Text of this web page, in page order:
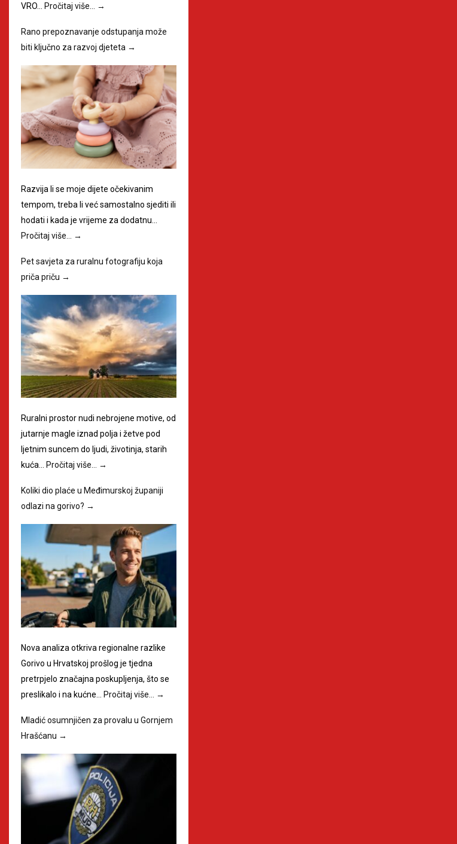
VRO…
Pročitaj više… →
Rano prepoznavanje odstupanja može
biti ključno za razvoj djeteta →
Razvija li se moje dijete očekivanim
tempom, treba li već samostalno sjediti ili
hodati i kada je vrijeme za dodatnu…
Pročitaj više…
→
Pet savjeta za ruralnu fotografiju koja
priča priču →
Ruralni prostor nudi nebrojene motive, od
jutarnje magle iznad polja i žetve pod
ljetnim suncem do ljudi, životinja, starih
kuća… Pročitaj više… →
Koliki dio plaće u Međimurskoj županiji
odlazi na gorivo? →
Nova analiza otkriva regionalne razlike
Gorivo u Hrvatskoj prošlog je tjedna
pretrpjelo značajna poskupljenja, što se
preslikalo i na kućne…
Pročitaj više… →
Mladić osumnjičen za provalu u Gornjem
Hrašćanu →